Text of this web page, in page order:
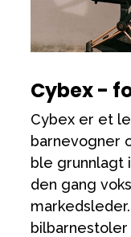
Cybex -
Cybex er et
barnevogner
ble grunnlagt
den gang
Sol og